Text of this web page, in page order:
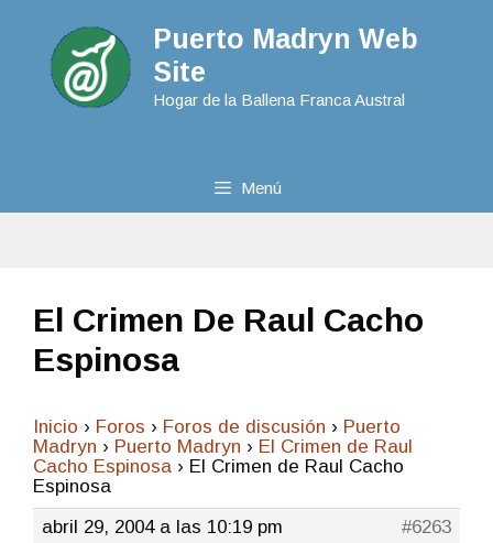
Puerto Madryn Web
Site
Hogar de la Ballena Franca Austral
Menú
El Crimen De Raul Cacho
Espinosa
Inicio › Foros › Foros de discusión › Puerto
Madryn › Puerto Madryn › El Crimen de Raul
Cacho Espinosa › El Crimen de Raul Cacho
Espinosa
abril 29, 2004 a las 10:19 pm
#6263